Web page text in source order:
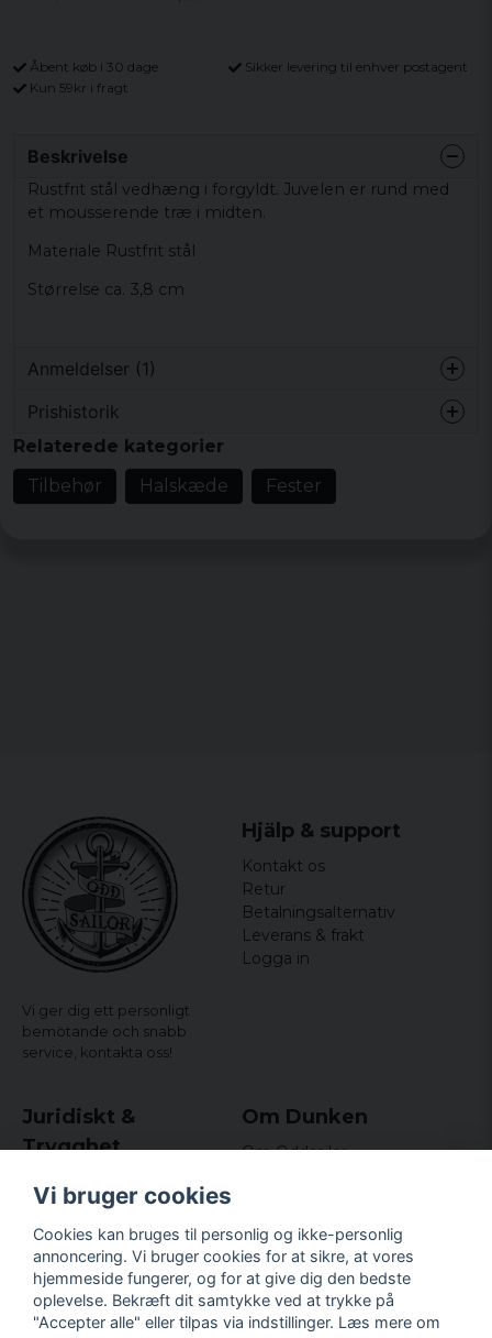
Åbent køb i 30 dage
Sikker levering til enhver postagent
Kun 59kr i fragt
Beskrivelse
Rustfrit stål vedhæng i forgyldt. Juvelen er rund med
et mousserende træ i midten.
Materiale Rustfrit stål
Størrelse ca. 3,8 cm
Anmeldelser (1)
for 5 år siden
Prishistorik
Relaterede kategorier
Tilbehør
Halskæde Fester
Vi ger dig ett personligt
bemötande och snabb
service, kontakta oss!
Hjälp & support
Kontakt os
Retur
Betalningsalternativ
Leverans & frakt
Logga in
Juridiskt &
Trygghet
Købs- og leveringsvilkår
Integritetspolicy (GDPR)
Om cookies
Om Dunken
Om Oddsailor
Nyhedsbrev
Kundklubb.
Företagsuppgifter
Vi bruger cookies
Cookies kan bruges til personlig og ikke-personlig
annoncering. Vi bruger cookies for at sikre, at vores
hjemmeside fungerer, og for at give dig den bedste
oplevelse. Bekræft dit samtykke ved at trykke på
"Accepter alle" eller tilpas via indstillinger. Læs mere om